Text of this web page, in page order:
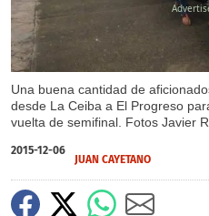
Una buena cantidad de
desde La Ceiba a El Progreso
vuelta de semifinal. Fotos Javier
2015-12-06
JUAN CAYETANO